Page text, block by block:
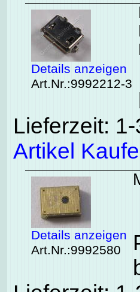
Details anzeigen
Art.Nr.:9992212-3
Lieferzeit:
Artikel
Details anzeigen
Art.Nr.:9992580